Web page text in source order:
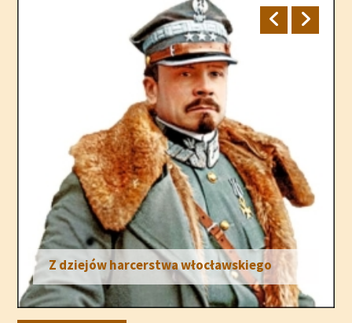
Z dziejów harcerstwa włocławskiego